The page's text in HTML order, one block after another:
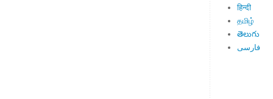
हिन्दी
தமிழ்
తెలుగు
فارسی